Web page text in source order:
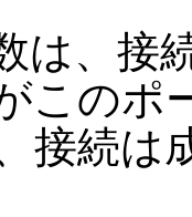
は、接
このポ
接続は